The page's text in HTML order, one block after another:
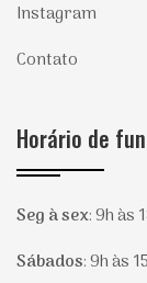
Instagram
Contato
Horário de
Seg à sex:9h às
Sábados:9h às